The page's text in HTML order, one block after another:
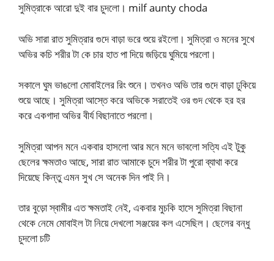
সুমিত্রাকে আরো দুই বার চুদলো। milf aunty choda
অভি সারা রাত সুমিত্রার গুদে বাড়া ভরে শুয়ে রইলো। সুমিত্রা ও মনের সুখে
অভির কচি শরীর টা কে চার হাত পা দিয়ে জড়িয়ে ঘুমিয়ে পরলো।
সকালে ঘুম ভাঙলো মোবাইলের রিং শুনে। তখনও অভি তার গুদে বাড়া ঢুকিয়ে
শুয়ে আছে। সুমিত্রা আস্তে করে অভিকে সরাতেই ওর গুদ থেকে হর হর
করে একগাদা অভির বীর্য বিছানাতে পরলো।
সুমিত্রা আপন মনে একবার হাসলো আর মনে মনে ভাবলো সত্যি এই টুকু
ছেলের ক্ষমতাও আছে, সারা রাত আমাকে চুদে শরীর টা পুরো ব্যাথা করে
দিয়েছে কিন্তু এমন সুখ সে অনেক দিন পাই নি।
তার বুড়ো স্বামীর এত ক্ষমতাই নেই, একবার মুচকি হাসে সুমিত্রা বিছানা
থেকে নেমে মোবাইল টা নিয়ে দেখলো সঞ্জয়ের কল এসেছিল। ছেলের বন্ধু
চুদলো চটি